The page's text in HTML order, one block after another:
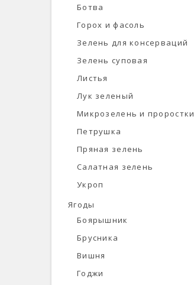
Ботва
Горох и фасоль
Зелень для консерваций
Зелень суповая
Листья
Лук зеленый
Микрозелень и проростки
Петрушка
Пряная зелень
Салатная зелень
Укроп
Ягоды
Боярышник
Брусника
Вишня
Годжи